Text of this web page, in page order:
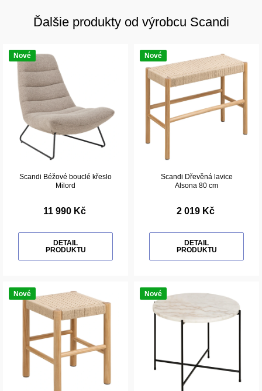
Ďalšie produkty od výrobcu Scandi
Nové
Scandi Béžové bouclé křeslo
Milord
11 990 Kč
DETAIL
PRODUKTU
Nové
Scandi Dřevěná lavice
Alsona 80 cm
2 019 Kč
DETAIL
PRODUKTU
Nové Nové